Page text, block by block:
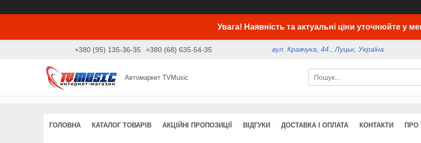
Увага! Наявність та актуальні ціни уточнюйте у
+380 (95) 135-36-35 +380 (68) 635-54-35 вул. Кравчука, 44., Луцьк, Україна
Автомаркет TVMusic
ГОЛОВНА КАТАЛОГ ТОВАРІВ АКЦІЙНІ ПРОПОЗИЦІЇ ВІДГУКИ ДОСТАВКА І ОПЛАТА КОНТАКТИ ПРО